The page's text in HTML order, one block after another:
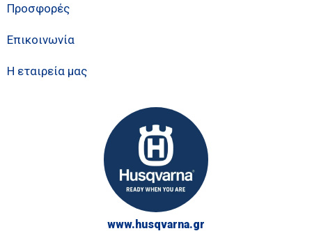
Προσφορές
Επικοινωνία
Η εταιρεία μας
www.husqvarna.gr